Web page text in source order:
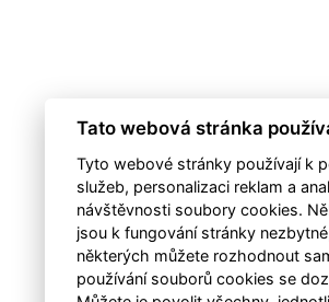
Tato webová stránka
Tyto webové stránky používají k
služeb, personalizaci reklam a
návštěvnosti soubory cookies.
jsou k fungování stránky
některých můžete rozhodnout
používání souborů cookies se